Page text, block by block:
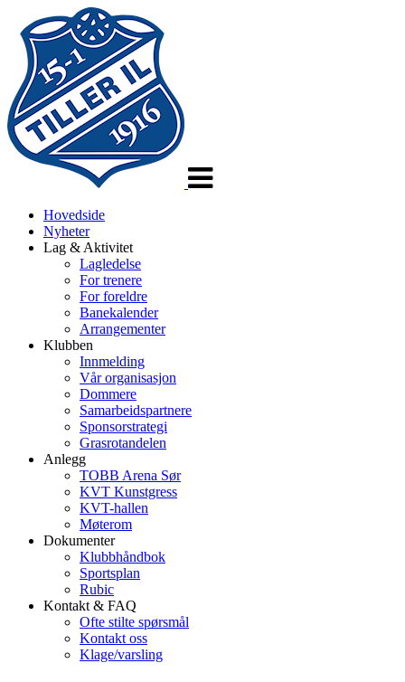
Hovedside
Nyheter
Lag & Aktivitet
Lagledelse
For trenere
For foreldre
Banekalender
Arrangementer
Klubben
Innmelding
Vår organisasjon
Dommere
Samarbeidspartnere
Sponsorstrategi
Grasrotandelen
Anlegg
TOBB Arena Sør
KVT Kunstgress
KVT-hallen
Møterom
Dokumenter
Klubbhåndbok
Sportsplan
Rubic
Kontakt & FAQ
Ofte stilte spørsmål
Kontakt oss
Klage/varsling